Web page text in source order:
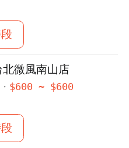
微風南山店
$600 ~ $600